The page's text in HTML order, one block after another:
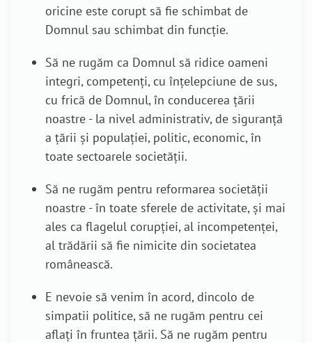
oricine este corupt să fie schimbat de
Domnul sau schimbat din funcție.
Să ne rugăm ca Domnul să ridice oameni
integri, competenți, cu înțelepciune de sus,
cu frică de Domnul, în conducerea țării
noastre - la nivel administrativ, de siguranță
a țării și populației, politic, economic, în
toate sectoarele societății.
Să ne rugăm pentru reformarea societății
noastre - în toate sferele de activitate, și mai
ales ca flagelul corupției, al incompetenței,
al trădării să fie nimicite din societatea
românească.
E nevoie să venim în acord, dincolo de
simpatii politice, să ne rugăm pentru cei
aflați în fruntea țării. Să ne rugăm pentru